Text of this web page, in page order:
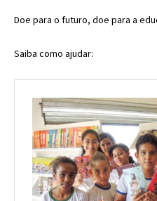
Doe para o futuro, doe para a
Saiba como ajudar: